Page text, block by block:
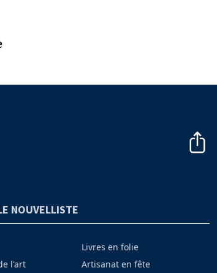
NOUVELLISTE
l'art
Livres en folie
Artisanat en fête